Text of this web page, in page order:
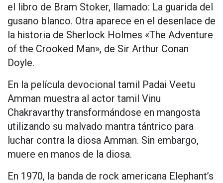
el libro de Bram Stoker, llamado: La guarida del
gusano blanco. Otra aparece en el desenlace de
la historia de Sherlock Holmes «The Adventure
of the Crooked Man», de Sir Arthur Conan
Doyle.
En la película devocional tamil Padai Veetu
Amman muestra al actor tamil Vinu
Chakravarthy transformándose en mangosta
utilizando su malvado mantra tántrico para
luchar contra la diosa Amman. Sin embargo,
muere en manos de la diosa.
En 1970, la banda de rock americana Elephant’s